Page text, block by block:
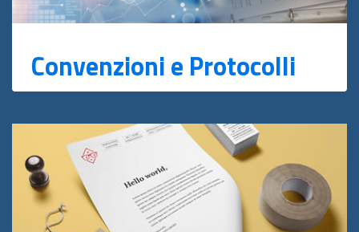
Convenzioni e Protocolli